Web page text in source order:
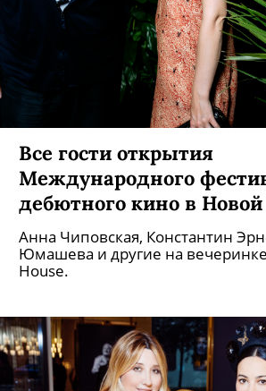
Все гости открытия
Международного
дебютного кино в
Анна Чиповская, Константин
Юмашева и другие на
House.